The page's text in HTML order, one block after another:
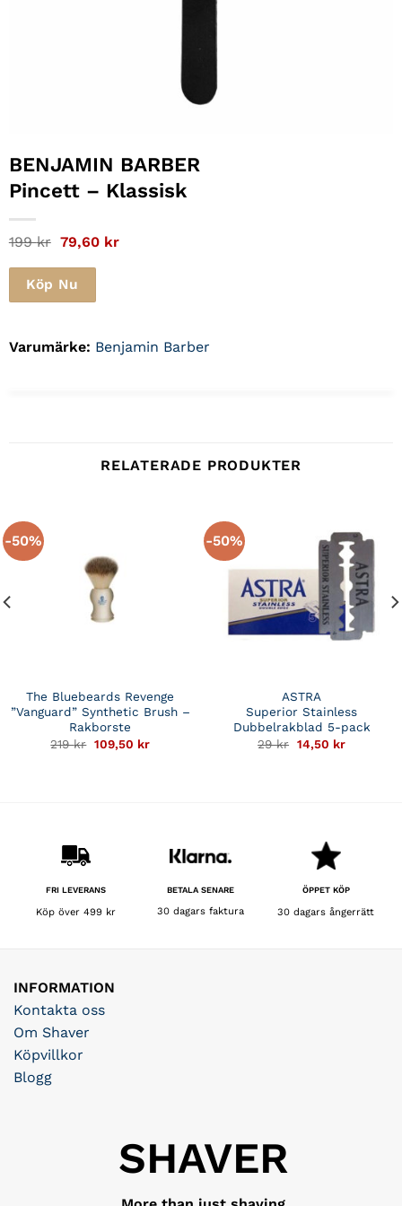
BENJAMIN BARBER
Pincett – Klassisk
199kr Det
ursprungliga
priset
var:
199 kr.
79,60 krDet
Köp Nu
Varumärke: Benjamin Barber
RELATERADE PRODUKTER
-50%
The Bluebeards Revenge
”Vanguard” Synthetic Brush –
Rakborste
219kr Det
ursprungliga
109,50 krDet
-50%
ASTRA
Superior Stainless
Dubbelrakblad 5-pack
29kr Det
ursprungliga
14,50 krDet
FRI LEVERANS
Köp över 499 kr
BETALA SENARE
30 dagars faktura
ÖPPET KÖP
30 dagars ångerrätt
INFORMATION
Kontakta oss
Om Shaver
Köpvillkor
Blogg
SHAVER